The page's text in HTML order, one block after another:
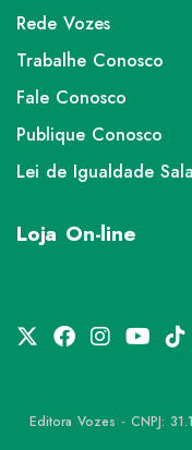
Rede Vozes
Trabalhe Conosco
Fale Conosco
Publique Conosco
Lei de Igualdade
Loja On-line
Editora Vozes - CNPJ: